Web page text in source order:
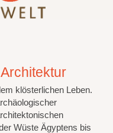
klösterlichen Leben.
Wüste Ägyptens bis